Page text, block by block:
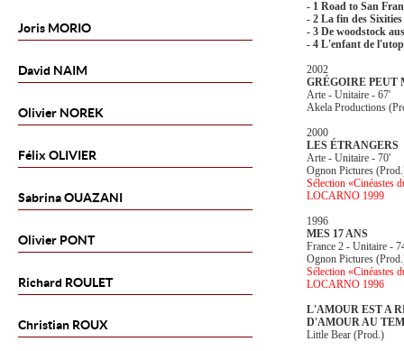
Joris MORIO
David NAIM
Olivier NOREK
Félix OLIVIER
SabrinaOUAZANI
Olivier PONT
Richard ROULET
Christian ROUX
- 1 Road to San
- 2 La fin des Sixities
- 3 De woodstock
- 4 L'enfant de
2002
GRÉGOIRE PEUT
Arte - Unitaire - 67'
Akela Productions
2000
LES ÉTRANGERS
Arte - Unitaire - 70'
Ognon Pictures
Sélection «Cinéastes
LOCARNO 1999
1996
MES 17 ANS
France 2 - Unitaire -
Ognon Pictures
Sélection «Cinéastes
LOCARNO 1996
L'AMOUR EST A
D'AMOUR AU
Little Bear (Prod.)